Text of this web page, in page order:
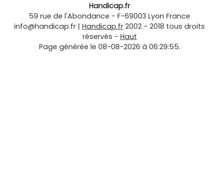
Handicap.fr
59 rue de l'Abondance - F-69003 Lyon France
info@handicap.fr | Handicap.fr 2002 - 2018 tous droits
réservés - Haut
Page générée le 08-08-2026 à 06:29:55.